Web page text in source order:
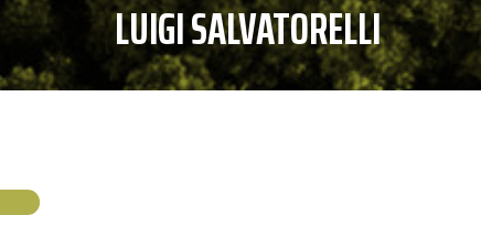
LUIGI SALVATORELLI